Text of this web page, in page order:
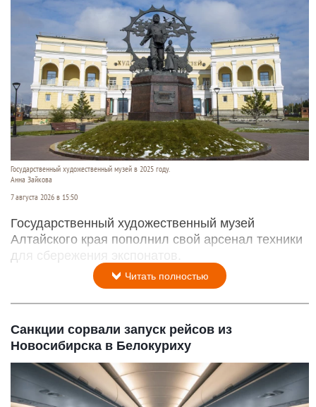
Государственный художественный музей в 2025 году.
Анна Зайкова
7 августа 2026 в 15:50
Государственный художественный музей
Алтайского края пополнил свой арсенал техники
для сбережения экспонатов.
Читать полностью
Санкции сорвали запуск рейсов из
Новосибирска в Белокуриху